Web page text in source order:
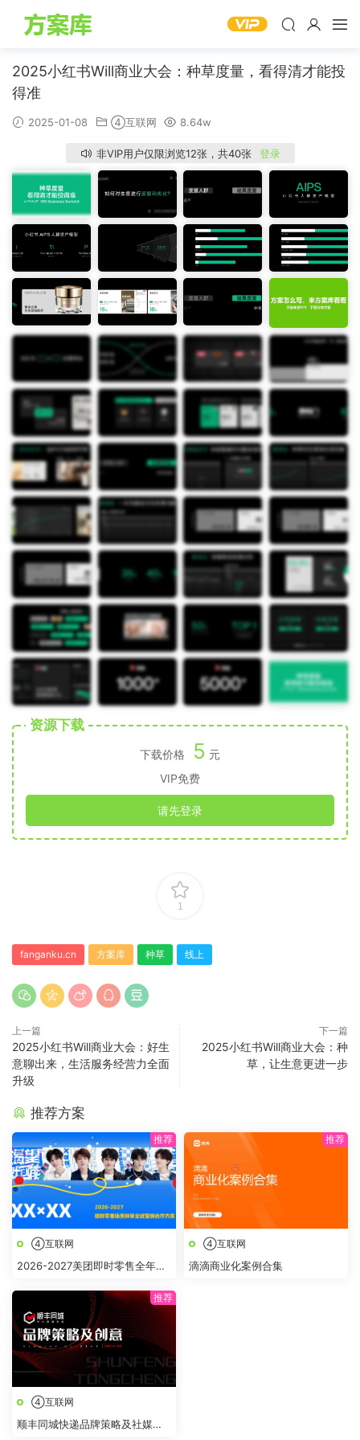
2025小红书Will商业大会：种草度量，看得清才能投
得准
2025-01-08 ④互联网 8.64w
非VIP用户仅限浏览12张，共40张 登录
资源下载
下载价格 5 元
VIP免费
请先登录
1
fanganku.cn 方案库 种草 线上
上一篇
2025小红书Will商业大会：好生
意聊出来，生活服务经营力全面
升级
下一篇
2025小红书Will商业大会：种
草，让生意更进一步
推荐方案
④互联网
2026-2027美团即时零售全年节
④互联网
滴滴商业化案例合集
④互联网
顺丰同城快递品牌策略及社媒创